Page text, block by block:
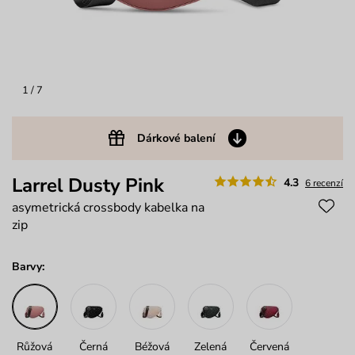
1 / 7
Dárkové balení
4.3 6 recenzí
Larrel Dusty Pink
asymetrická crossbody kabelka na
zip
Barvy:
Růžová Černá Béžová Zelená Červená